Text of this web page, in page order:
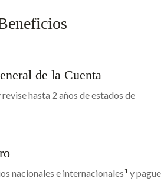
de la Cuenta
hasta 2 años de estados de
nacionales e internacionales1 y pague